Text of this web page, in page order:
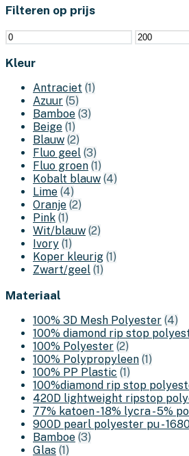
Filteren op prijs
Min.
prijs
Max.
prijs
Kleur
Antraciet (1)
Azuur (5)
Bamboe (3)
Beige (1)
Blauw (2)
Fluo geel (3)
Fluo groen (1)
Kobalt blauw (4)
Lime (4)
Oranje (2)
Pink (1)
Wit/blauw (2)
Ivory (1)
Koper kleurig (1)
Zwart/geel (1)
Materiaal
100% 3D Mesh Polyester (4)
100% diamond rip stop
100% Polyester (2)
100% Polypropyleen (1)
100% PP Plastic (1)
100%diamond rip stop
420D lightweight ripstop
77% katoen - 18% lycra - 5%
900D pearl polyester pu -
Bamboe (3)
Glas (1)